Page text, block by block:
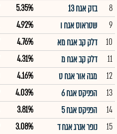
8
בזק אגח 13 5.35%
9
שטראוס אגח ו 4.92%
10
דלק קב אגח מא 4.76%
11
דלק קב אגח מ 4.31%
12
מגה אור אגח ט 4.16%
13
הפניקס אגח 6 4.03%
14
הפניקס אגח 5 3.81%
15
נופר אנרג אגח ד 3.08%